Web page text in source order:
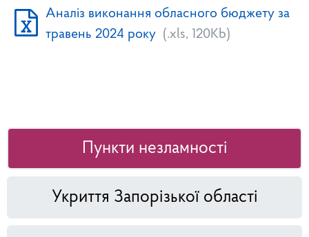
Аналіз виконання обласного бюджету за
травень 2024 року (.xls, 120Kb)
Пункти незламності
Укриття Запорізької області